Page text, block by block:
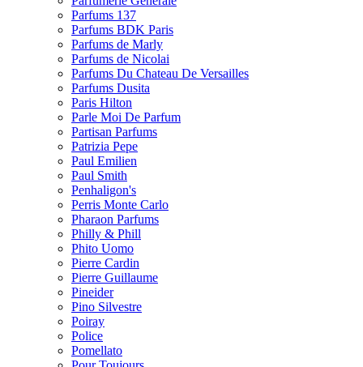
Parfums 137
Parfums BDK Paris
Parfums de Marly
Parfums de Nicolai
Parfums Du Chateau De Versailles
Parfums Dusita
Paris Hilton
Parle Moi De Parfum
Partisan Parfums
Patrizia Pepe
Paul Emilien
Paul Smith
Penhaligon's
Perris Monte Carlo
Pharaon Parfums
Philly & Phill
Phito Uomo
Pierre Cardin
Pierre Guillaume
Pineider
Pino Silvestre
Poiray
Police
Pomellato